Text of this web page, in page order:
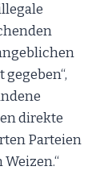
direkte
Parteien